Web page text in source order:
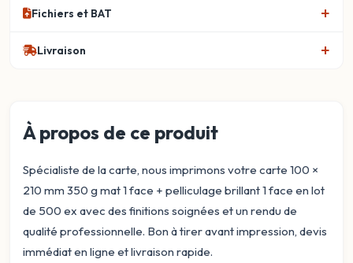
Fichiers et BAT
Livraison
À propos de ce produit
Spécialiste de la carte, nous imprimons votre carte 100 ×
210 mm 350 g mat 1 face + pelliculage brillant 1 face en lot
de 500 ex avec des finitions soignées et un rendu de
qualité professionnelle. Bon à tirer avant impression, devis
immédiat en ligne et livraison rapide.